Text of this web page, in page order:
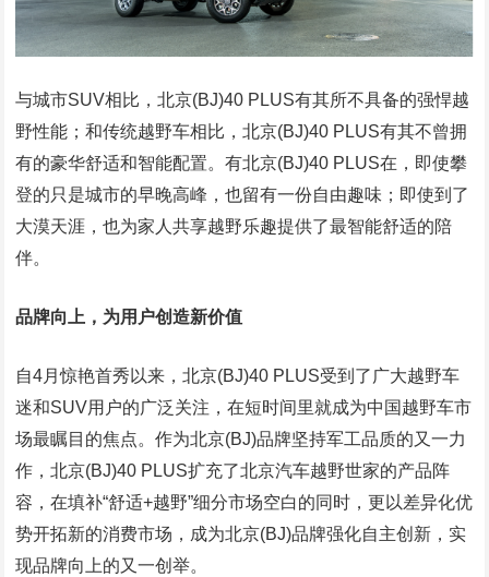
与城市SUV相比，北京(BJ)40 PLUS有其所不具备的强悍越
野性能；和传统越野车相比，北京(BJ)40 PLUS有其不曾拥
有的豪华舒适和智能配置。有北京(BJ)40 PLUS在，即使攀
登的只是城市的早晚高峰，也留有一份自由趣味；即使到了
大漠天涯，也为家人共享越野乐趣提供了最智能舒适的陪
伴。
品牌向上，为用户创造新价值
自4月惊艳首秀以来，北京(BJ)40 PLUS受到了广大越野车
迷和SUV用户的广泛关注，在短时间里就成为中国越野车市
场最瞩目的焦点。作为北京(BJ)品牌坚持军工品质的又一力
作，北京(BJ)40 PLUS扩充了北京汽车越野世家的产品阵
容，在填补“舒适+越野”细分市场空白的同时，更以差异化优
势开拓新的消费市场，成为北京(BJ)品牌强化自主创新，实
现品牌向上的又一创举。